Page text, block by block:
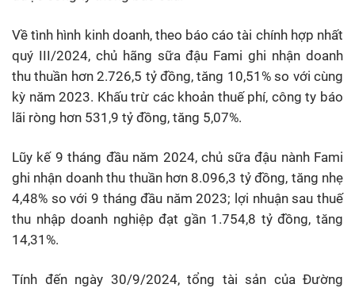
Về tình hình kinh doanh, theo báo cáo tài chính hợp nhất
quý III/2024, chủ hãng sữa đậu Fami ghi nhận doanh
thu thuần hơn 2.726,5 tỷ đồng, tăng 10,51% so với cùng
kỳ năm 2023. Khấu trừ các khoản thuế phí, công ty báo
lãi ròng hơn 531,9 tỷ đồng, tăng 5,07%.
Lũy kế 9 tháng đầu năm 2024, chủ sữa đậu nành Fami
ghi nhận doanh thu thuần hơn 8.096,3 tỷ đồng, tăng nhẹ
4,48% so với 9 tháng đầu năm 2023; lợi nhuận sau thuế
thu nhập doanh nghiệp đạt gần 1.754,8 tỷ đồng, tăng
14,31%.
Tính đến ngày 30/9/2024, tổng tài sản của Đường